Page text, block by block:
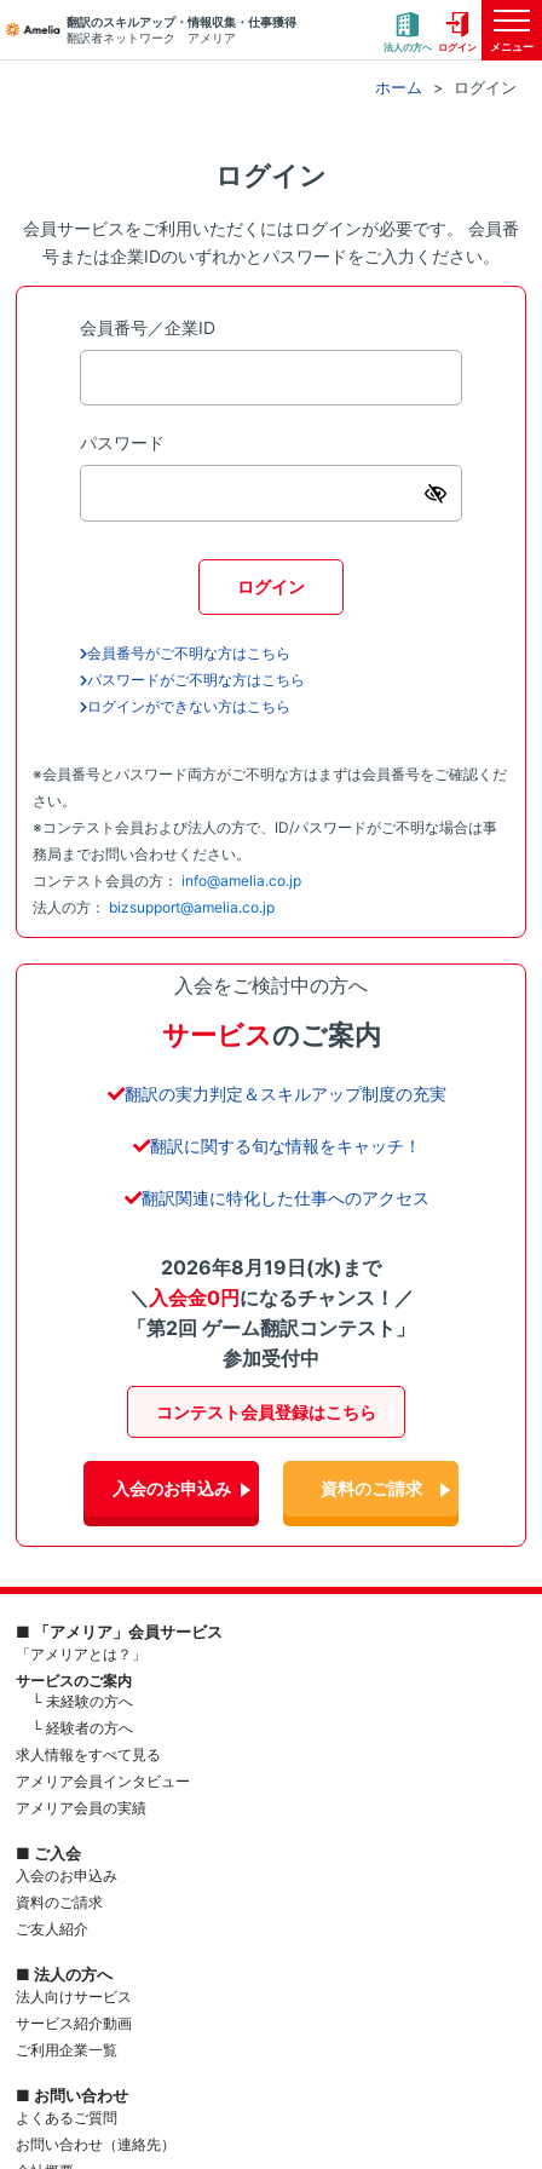
翻訳のスキルアップ・情報収集・仕事獲得
翻訳者ネットワーク アメリア
法人の方へ ログイン メニュー
ホーム ログイン
ログイン
会員サービスをご利用いただくにはログインが必要です。 会員番
号または企業IDのいずれかとパスワードをご入力ください。
会員番号／企業ID
パスワード
ログイン
会員番号がご不明な方はこちら
パスワードがご不明な方はこちら
ログインができない方はこちら
※会員番号とパスワード両方がご不明な方はまずは会員番号をご確認くだ
さい。
※コンテスト会員および法人の方で、ID/パスワードがご不明な場合は事
務局までお問い合わせください。
コンテスト会員の方： info@amelia.co.jp
法人の方： bizsupport@amelia.co.jp
入会をご検討中の方へ
サービスのご案内
翻訳の実力判定＆スキルアップ制度の充実
翻訳に関する旬な情報をキャッチ！
翻訳関連に特化した仕事へのアクセス
2026年8月19日(水)まで
＼ 入会金0円になるチャンス！／
「第2回 ゲーム翻訳コンテスト」
参加受付中
コンテスト会員登録はこちら
入会のお申込み 資料のご請求
■ 「アメリア」会員サービス
「アメリアとは？」
サービスのご案内
└ 未経験の方へ
└ 経験者の方へ
求人情報をすべて見る
アメリア会員インタビュー
アメリア会員の実績
■ ご入会
入会のお申込み
資料のご請求
ご友人紹介
■ 法人の方へ
法人向けサービス
サービス紹介動画
ご利用企業一覧
■ お問い合わせ
よくあるご質問
お問い合わせ（連絡先）